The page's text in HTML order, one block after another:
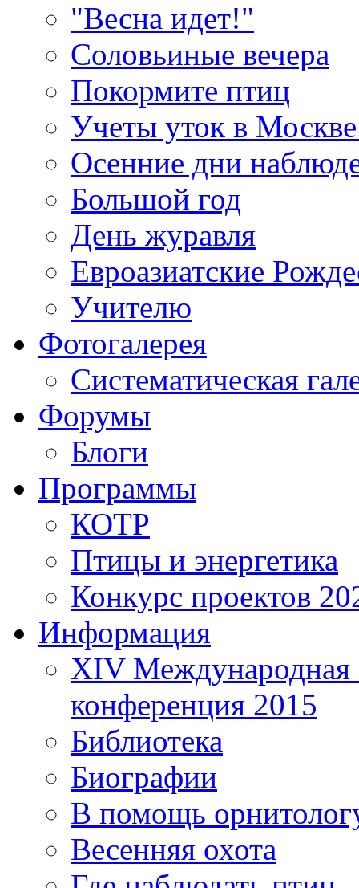
"Весна идет!"
Соловьиные вечера
Покормите птиц
Учеты уток в
Осенние дни
Большой год
День журавля
Евроазиатские
Учителю
Фотогалерея
Систематическая
Форумы
Блоги
Программы
КОТР
Птицы и энергетика
Конкурс проектов
Информация
XIV Международная
конференция 2015
Библиотека
Биографии
В помощь
Весенняя охота